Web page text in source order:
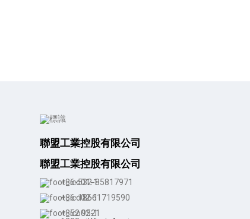
聯盟工業控股有限公司
聯盟工業控股有限公司
+86-532-85817971
+86-18661719590
+852 9521